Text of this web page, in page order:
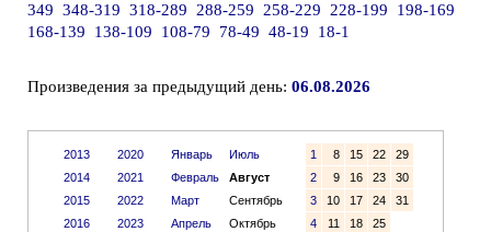
349 348-319 318-289 288-259 258-229 228-199
198-169
168-139
138-109 108-79 78-49 48-19 18-1
Произведения за предыдущий день: 06.08.2026
2013
2014
2015
2016
2020
2021
2022
2023
Январь
Июль
Февраль
Август
Март
Сентябрь
Апрель
Октябрь
1 8 15 22
29
2
9 16 23
30
3
10 17 24
31
4
11 18
25